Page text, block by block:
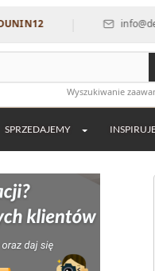
| info@dekordia.pl
Wyszukiwanie
SPRZEDAJEMY